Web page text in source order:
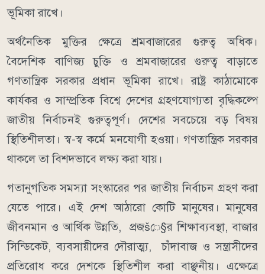
ভূমিকা রাখে।
অর্থনৈতিক মুক্তির ক্ষেত্রে শ্রমবাজারের গুরুত্ব অধিক।
বৈদেশিক বাণিজ্য চুক্তি ও শ্রমবাজারের গুরুত্ব বাড়াতে
গণতান্ত্রিক সরকার প্রধান ভূমিকা রাখে। রাষ্ট্র কাঠামোকে
কার্যকর ও সাম্প্রতিক বিশ্বে দেশের গ্রহণযোগ্যতা বৃদ্ধিকল্পে
জাতীয় নির্বাচনই গুরুত্বপূর্ণ। দেশের সবচেয়ে বড় বিষয়
স্থিতিশীলতা। স্ব-স্ব কর্মে মনযোগী হওয়া। গণতান্ত্রিক সরকার
থাকলে তা বিশদভাবে লক্ষ্য করা যায়।
গতানুগতিক সমস্যা সংস্কারের পর জাতীয় নির্বাচন গ্রহণ করা
যেতে পারে। এই দেশ আঠারো কোটি মানুষের। মানুষের
জীবনমান ও আর্থিক উন্নতি, প্রজšে§র শিক্ষাব্যবস্থা, বাজার
সিন্ডিকেট, ব্যবসায়ীদের দৌরাত্ম্য, চাঁদাবাজ ও সন্ত্রাসীদের
প্রতিরোধ করে দেশকে স্থিতিশীল করা বাঞ্ছনীয়। এক্ষেত্রে